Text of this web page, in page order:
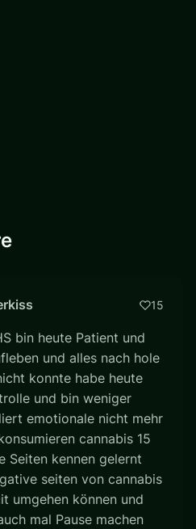
15
bin heute Patient und
und alles nach hole
konnte habe heute
und bin weniger
emotionale nicht mehr
cannabis 15
Seiten kennen gelernt
seiten von cannabis
umgehen können und
mal Pause machen